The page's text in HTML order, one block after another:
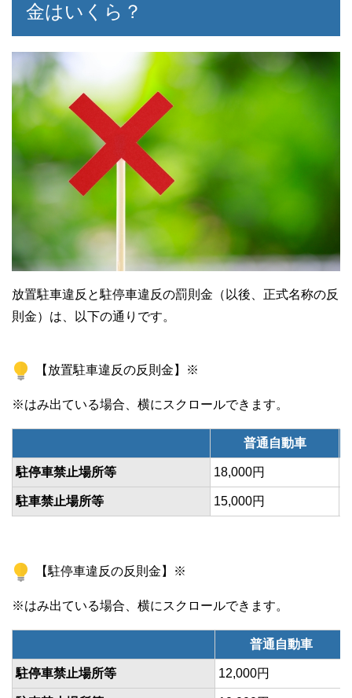
金はいくら？
放置駐車違反と駐停車違反の罰則金（以後、正式名称の反
則金）は、以下の通りです。
【放置駐車違反の反則金】※
普通自動車
駐停車禁止場所等 18,000円
駐車禁止場所等 15,000円
【駐停車違反の反則金】※
普通自動車
駐停車禁止場所等 12,000円